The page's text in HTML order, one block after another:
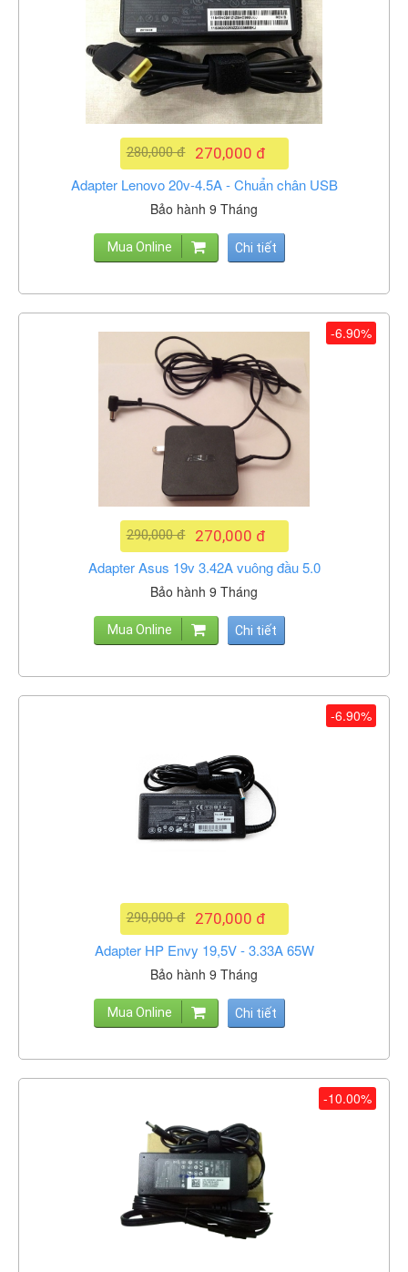
270,000 đ
280,000 đ
Adapter Lenovo 20v-4.5A - Chuẩn chân USB
Bảo hành 9 Tháng
Mua Online Chi tiết
270,000 đ
290,000 đ
Adapter Asus 19v 3.42A vuông đầu 5.0
Bảo hành 9 Tháng
Mua Online Chi tiết
-6.90%
270,000 đ
290,000 đ
Adapter HP Envy 19,5V - 3.33A 65W
Bảo hành 9 Tháng
Mua Online Chi tiết
-6.90%
-10.00%